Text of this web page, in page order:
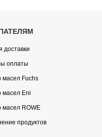
доставки
оплаты
масел Fuchs
масел Eni
масел ROWE
продуктов